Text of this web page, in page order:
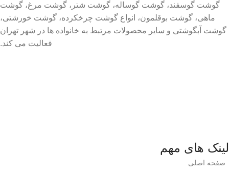
گوشت گوسفند، گوشت گوساله، گوشت شتر، گوشت مرغ، گوشت
ماهی، گوشت بوقلمون، انواع گوشت چرخکرده، گوشت خورشتی،
گوشت آبگوشتی و سایر محصولات مرتبط به خانواده ها در شهر تهران
فعالیت می کند.
لینک های مهم
صفحه اصلی